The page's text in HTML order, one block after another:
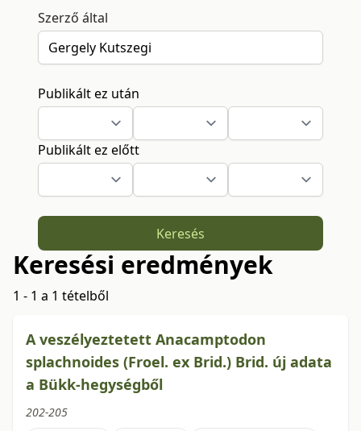
Szerző által
Publikált ez után
Publikált ez előtt
Keresés
Keresési eredmények
1 - 1 a 1 tételből
A veszélyeztetett Anacamptodon
splachnoides (Froel. ex Brid.) Brid. új adata
a Bükk-hegységből
202-205